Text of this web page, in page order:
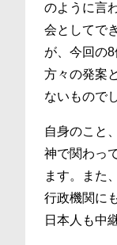
のように言
会としてで
が、今回の
方々の発案
ないもので
自身のこと
神で関わっ
ます。また
行政機関に
日本人も中